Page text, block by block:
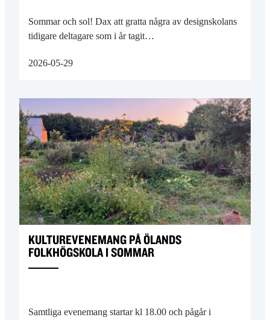
Sommar och sol! Dax att gratta några av designskolans
tidigare deltagare som i år tagit…
2026-05-29
KULTUREVENEMANG PÅ ÖLANDS
FOLKHÖGSKOLA I SOMMAR
Samtliga evenemang startar kl 18.00 och pågår i